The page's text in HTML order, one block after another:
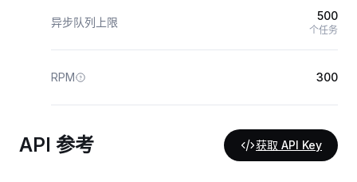
异步队列上限 500
个任务
RPM 300
API 参考 获取 API Key